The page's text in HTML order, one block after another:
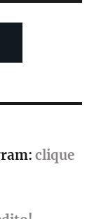
clique